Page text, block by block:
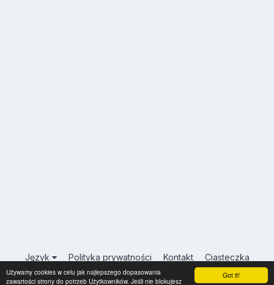
Got it!
Używamy cookies w celu jak najlepszego dopasowania
zawartości strony do potrzeb Użytkowników. Jeśli nie blokujesz
Język Polityka prywatności Kontakt Ciasteczka
USA.INFO.PL
Powered by Invision Community